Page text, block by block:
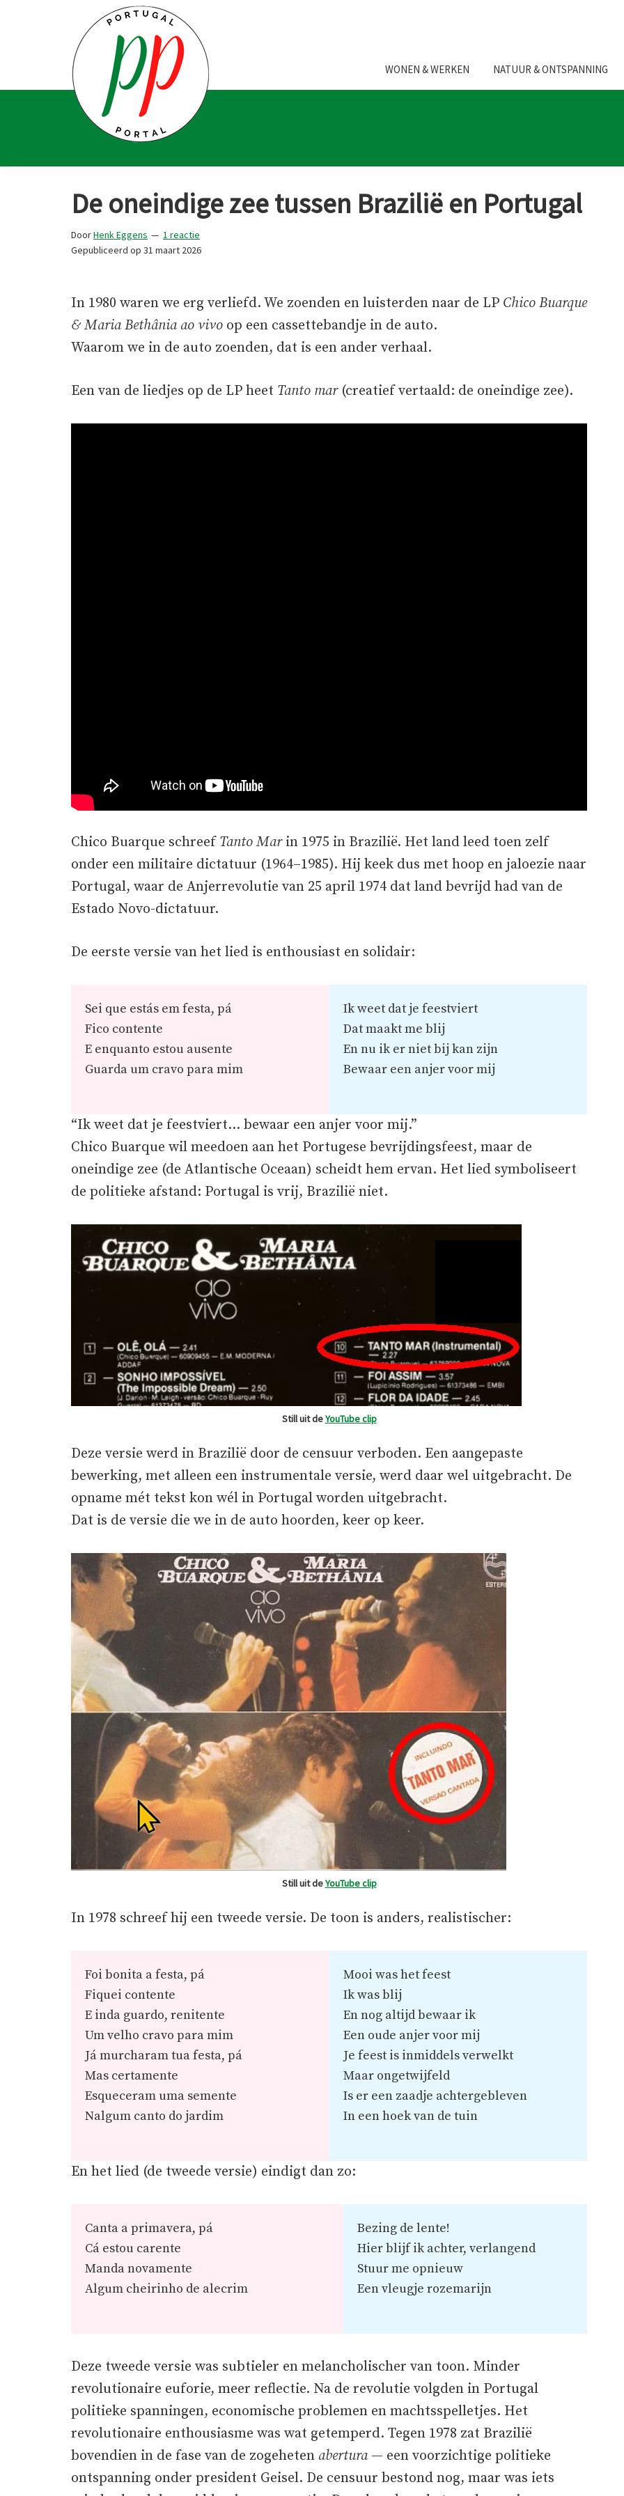
hoofdnavigatie
Portal
en
fanaten
WONEN & WERKEN NATUUR & ONTSPANNING
De oneindige zee tussen Brazilië en Portugal
DoorHenk Eggens
1 reactie
Gepubliceerd op 31 maart 2026
In 1980 waren we erg verliefd. We zoenden en luisterden naar de LP Chico Buarque
& Maria Bethânia ao vivo op een cassettebandje in de auto.
Waarom we in de auto zoenden, dat is een ander verhaal.
Een van de liedjes op de LP heet Tanto mar(creatief vertaald: de oneindige zee).
Chico Buarque schreef Tanto Marin 1975 in Brazilië. Het land leed toen zelf
onder een militaire dictatuur (1964–1985). Hij keek dus met hoop en jaloezie naar
Portugal, waar de Anjerrevolutie van 25 april 1974 dat land bevrijd had van de
Estado Novo-dictatuur.
De eerste versie van het lied is enthousiast en solidair:
Sei que estás em festa, pá
Fico contente
E enquanto estou ausente
Guarda um cravo para mim
Ik weet dat je feestviert
Dat maakt me blij
En nu ik er niet bij kan zijn
Bewaar een anjer voor mij
“Ik weet dat je feestviert… bewaar een anjer voor mij.”
Chico Buarque wil meedoen aan het Portugese bevrijdingsfeest, maar de
oneindige zee (de Atlantische Oceaan) scheidt hem ervan. Het lied symboliseert
de politieke afstand: Portugal is vrij, Brazilië niet.
Still uit deYouTube clip
Deze versie werd in Brazilië door de censuur verboden. Een aangepaste
bewerking, met alleen een instrumentale versie, werd daar wel uitgebracht. De
opname mét tekst kon wél in Portugal worden uitgebracht.
Dat is de versie die we in de auto hoorden, keer op keer.
Still uit deYouTube clip
In 1978 schreef hij een tweede versie. De toon is anders, realistischer:
Foi bonita a festa, pá
Fiquei contente
E inda guardo, renitente
Um velho cravo para mim
Já murcharam tua festa, pá
Mas certamente
Esqueceram uma semente
Nalgum canto do jardim
Mooi was het feest
Ik was blij
En nog altijd bewaar ik
Een oude anjer voor mij
Je feest is inmiddels verwelkt
Maar ongetwijfeld
Is er een zaadje achtergebleven
In een hoek van de tuin
En het lied (de tweede versie) eindigt dan zo:
Canta a primavera, pá
Cá estou carente
Manda novamente
Algum cheirinho de alecrim
Bezing de lente!
Hier blijf ik achter, verlangend
Stuur me opnieuw
Een vleugje rozemarijn
Deze tweede versie was subtieler en melancholischer van toon. Minder
revolutionaire euforie, meer reflectie. Na de revolutie volgden in Portugal
politieke spanningen, economische problemen en machtsspelletjes. Het
revolutionaire enthousiasme was wat getemperd. Tegen 1978 zat Brazilië
bovendien in de fase van de zogeheten abertura— een voorzichtige politieke
ontspanning onder president Geisel. De censuur bestond nog, maar was iets